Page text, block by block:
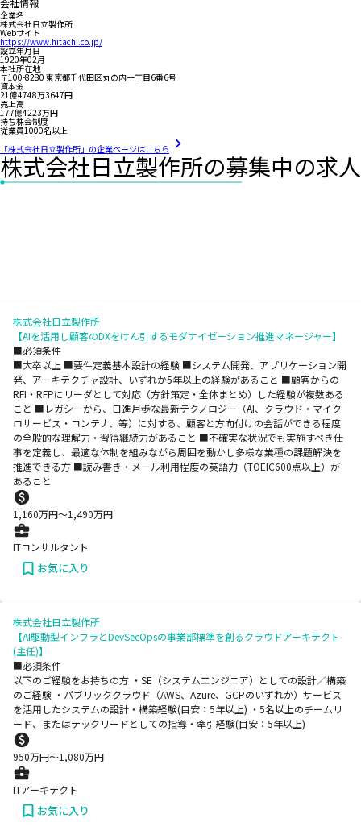
企業名
株式会社日立製作所
Webサイト
https://www.hitachi.co.jp/
設立年月日
1920年02月
本社所在地
〒100-8280 東京都千代田区丸の内一丁目6番6号
資本金
21億4748万3647円
売上高
177億4223万円
持ち株会制度
従業員1000名以上
「株式会社日立製作所」の企業ページはこちら
株式会社日立製作所の募集中の求人
株式会社日立製作所
【AIを活用し顧客のDXをけん引するモダナイゼーション推進マネージャー】
■必須条件
■大卒以上 ■要件定義基本設計の経験 ■システム開発、アプリケーション開
発、アーキテクチャ設計、いずれか5年以上の経験があること ■顧客からの
RFI・RFPにリーダとして対応（方針策定・全体まとめ）した経験が複数ある
こと ■レガシーから、日進月歩な最新テクノロジー（AI、クラウド・マイク
ロサービス・コンテナ、等）に対する、顧客と方向付けの会話ができる程度
の全般的な理解力・習得継続力があること ■不確実な状況でも実施すべき仕
事を定義し、最適な体制を組みながら周囲を動かし多様な業種の課題解決を
推進できる方 ■読み書き・メール利用程度の英語力（TOEIC600点以上）が
あること
1,160万円〜1,490万円
ITコンサルタント
お気に入り
株式会社日立製作所
【AI駆動型インフラとDevSecOpsの事業部標準を創るクラウドアーキテクト
(主任)】
■必須条件
以下のご経験をお持ちの方 ・SE（システムエンジニア）としての設計／構築
のご経験 ・パブリッククラウド（AWS、Azure、GCPのいずれか）サービス
を活用したシステムの設計・構築経験(目安：5年以上) ・5名以上のチームリ
ード、またはテックリードとしての指導・牽引経験(目安：5年以上)
950万円〜1,080万円
ITアーキテクト
お気に入り